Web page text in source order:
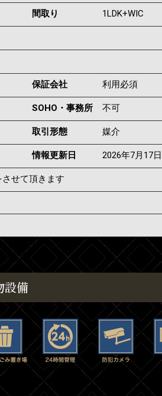
間取り 1LDK+WIC
保証会社 利用必須
SOHO・事務所 不可
取引形態 媒介
情報更新日 2026年7月17日
せて頂きます
設備